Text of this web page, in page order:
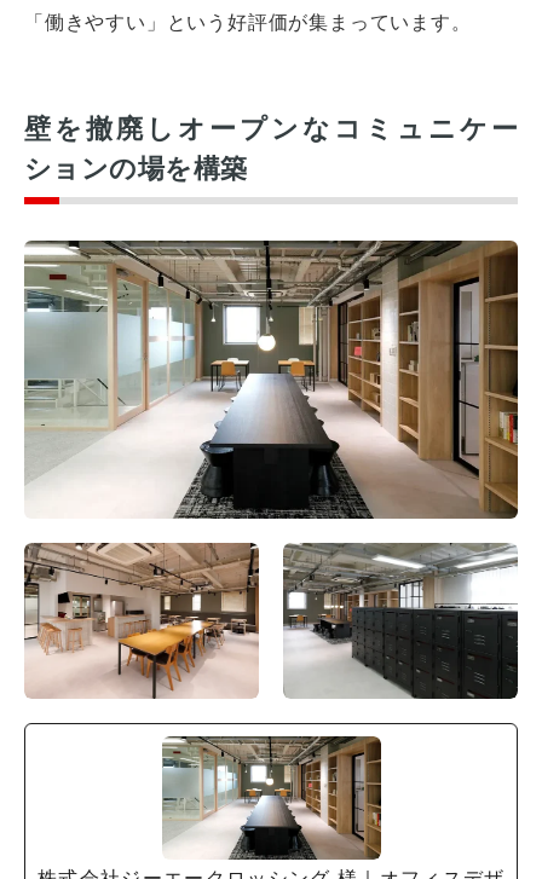
「働きやすい」という好評価が集まっています。
壁を撤廃しオープンなコミュニケー
ションの場を構築
オフィスレイアウト、移転・納期
予算の相談、見積依頼など
お気軽にご相談ください！
お問合せ・見積依頼をする